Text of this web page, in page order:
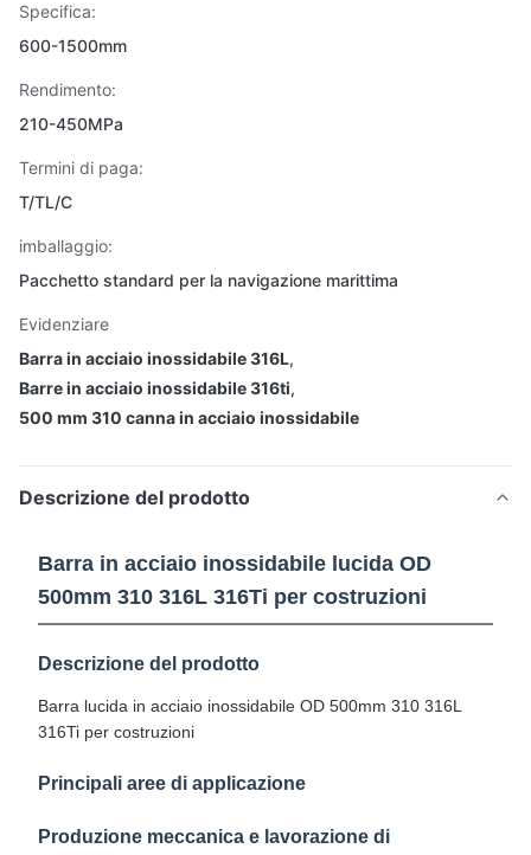
Specifica:
600-1500mm
Rendimento:
210-450MPa
Termini di paga:
T/TL/C
imballaggio:
Pacchetto standard per la navigazione marittima
Evidenziare
Barra in acciaio inossidabile 316L,
Barre in acciaio inossidabile 316ti,
500 mm 310 canna in acciaio inossidabile
Descrizione del prodotto
Barra in acciaio inossidabile lucida OD
500mm 310 316L 316Ti per costruzioni
Descrizione del prodotto
Barra lucida in acciaio inossidabile OD 500mm 310 316L
316Ti per costruzioni
Principali aree di applicazione
Produzione meccanica e lavorazione di